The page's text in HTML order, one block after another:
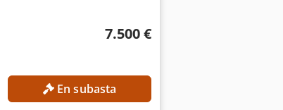
7.500 €
En subasta